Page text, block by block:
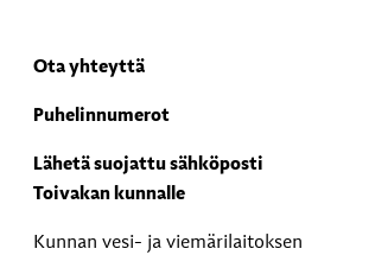
Ota yhteyttä
Puhelinnumerot
Lähetä suojattu sähköposti
Toivakan kunnalle
Kunnan vesi- ja viemärilaitoksen